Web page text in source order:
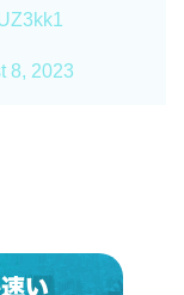
8, 2023